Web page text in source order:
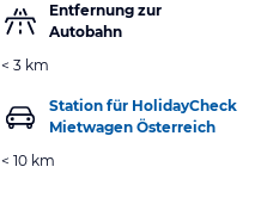
Entfernung zur
Autobahn
< 3 km
Station für HolidayCheck
Mietwagen Österreich
< 10 km